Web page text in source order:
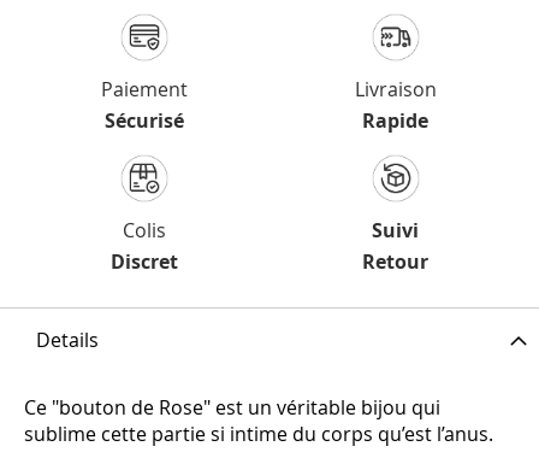
Paiement
Sécurisé
Livraison
Rapide
Colis
Discret
Suivi
Retour
Details
Ce "bouton de Rose" est un véritable bijou qui
sublime cette partie si intime du corps qu’est l’anus.